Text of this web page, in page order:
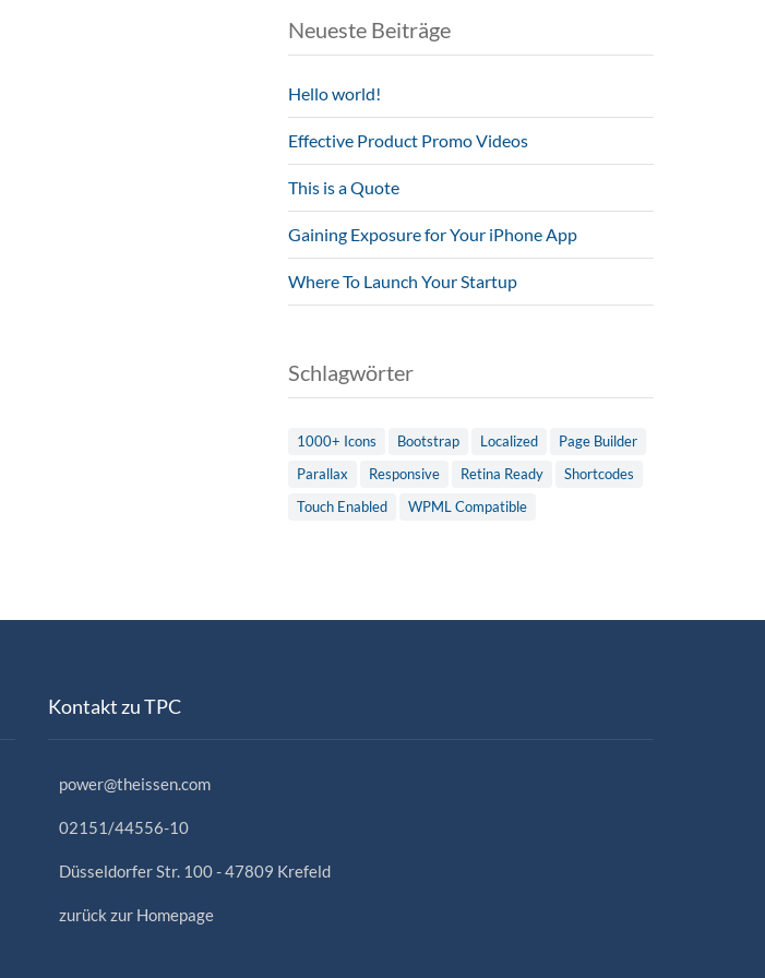
Neueste Beiträge
Hello world!
Effective Product Promo Videos
This is a Quote
Gaining Exposure for Your iPhone App
Where To Launch Your Startup
Schlagwörter
1000+ Icons Bootstrap Localized
Page Builder
Parallax
Responsive Retina Ready
Shortcodes
Touch Enabled
WPML Compatible
Kontakt zu TPC
power@theissen.com
02151/44556-10
Düsseldorfer Str. 100 - 47809 Krefeld
zurück zur Homepage